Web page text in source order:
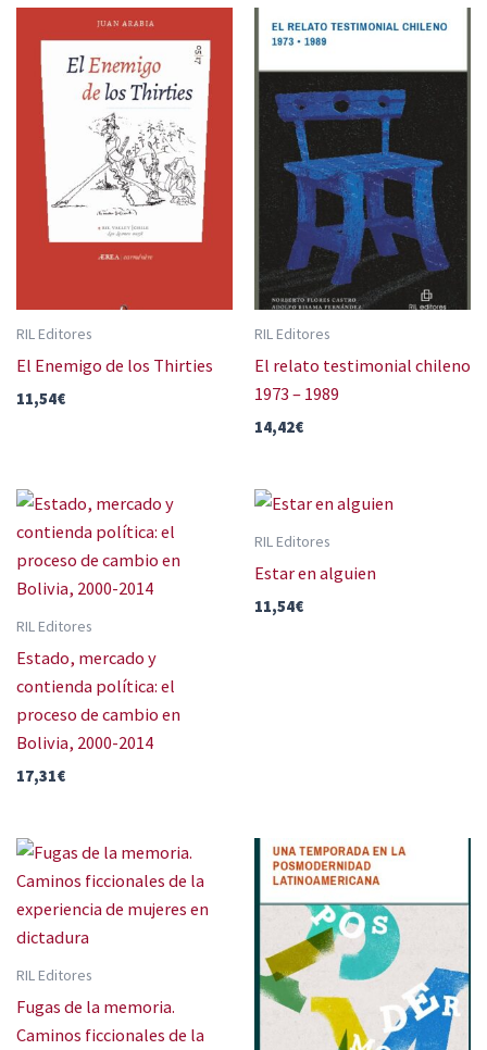
RIL Editores
El Enemigo de los Thirties
11,54€
RIL Editores
El relato testimonial chileno
1973 – 1989
14,42€
RIL Editores
Estado, mercado y
contienda política: el
proceso de cambio en
Bolivia, 2000-2014
17,31€
RIL Editores
Estar en alguien
11,54€
RIL Editores
Fugas de la memoria.
Caminos ficcionales de la